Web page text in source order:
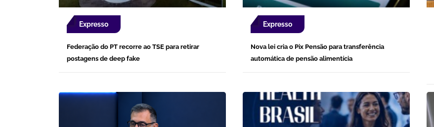
Expresso
Federação do PT recorre ao TSE para retirar
postagens de deep fake
Expresso
Nova lei cria o Pix Pensão para transferência
automática de pensão alimentícia